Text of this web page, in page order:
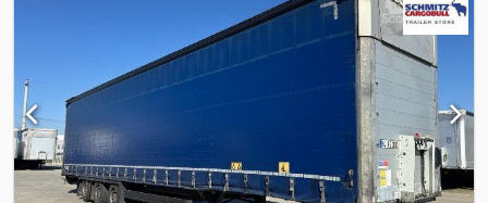
ebadı: 385/55 R22.5, Yükleme alanı hacmi: 95 m³. 1. dingil: , 2. dingil: ,
3. dingil: , Kaldırılabilir dingil. Mevcut tüm araçların genel
görünümünü web sitemizde bulabilirsiniz. Finansman mı
gerekiyor? Bireysel finansman çözümleri, tam hizmet sözleşmeleri
ve telematik hizmetler sunuyoruz. Size kişisel olarak danışmaktan
memnuniyet duyarız. Codpeyi Rxnefx Al Derf